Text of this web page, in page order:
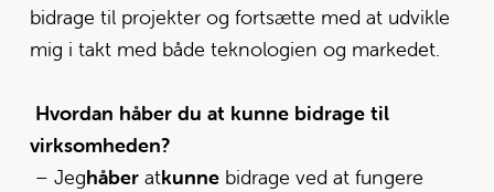
bidrage til projekter og fortsætte med at udvikle
mig i takt med både teknologien og markedet.
virksomheden?
– Jeghåber atkunne bidrage ved at fungere